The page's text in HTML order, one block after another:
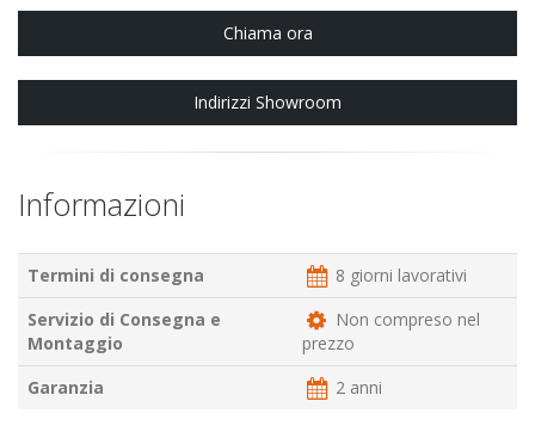
Chiama ora
Indirizzi Showroom
Informazioni
Termini di consegna
8 giorni lavorativi
Servizio di Consegna e
Montaggio
Non compreso nel
prezzo
Garanzia
2 anni